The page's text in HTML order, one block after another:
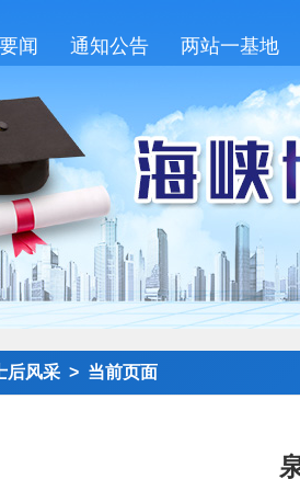
闻 通知公告 两站一基地
后风采 > 当前页面